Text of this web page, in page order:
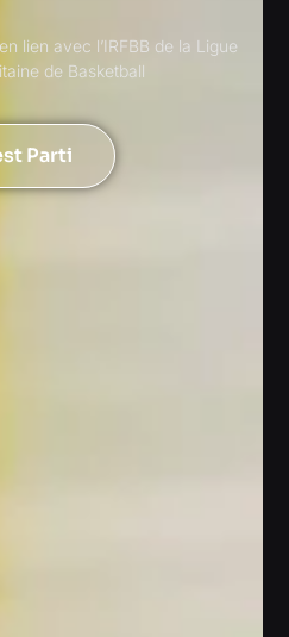
lien avec l’IRFBB de la Ligue
de Basketball
Parti